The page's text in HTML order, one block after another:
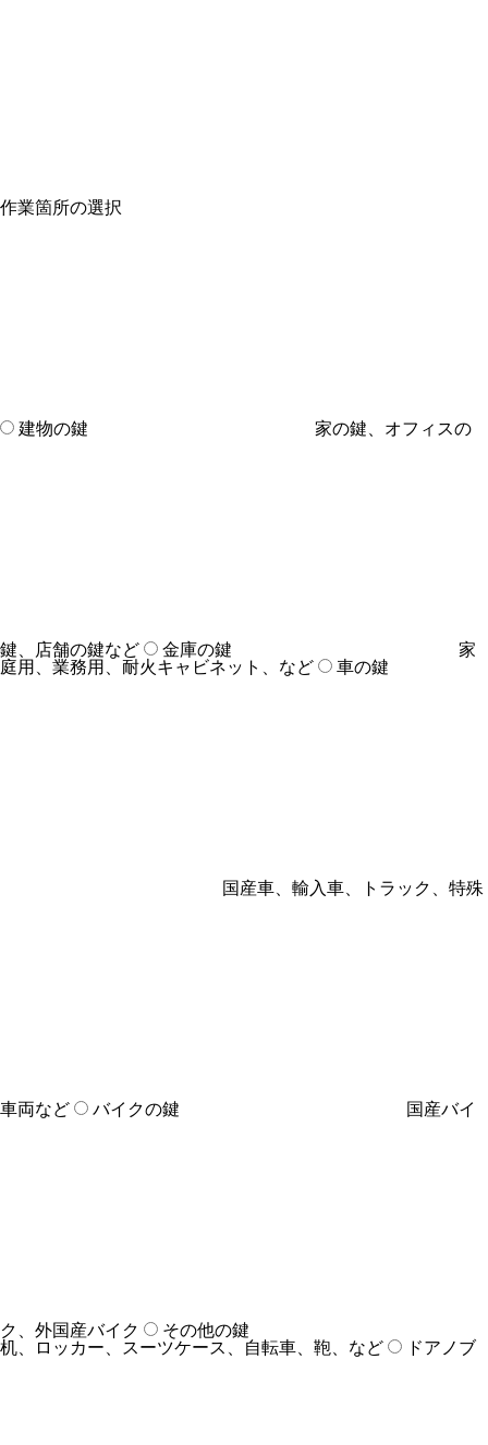
作業箇所の選択
建物の鍵 家の鍵、オフィスの
鍵、店舗の鍵など 金庫の鍵
家
庭用、業務用、耐火キャビネット、など
車の鍵
国産車、輸入車、トラック、特殊
車両など バイクの鍵 国産バイ
ク、外国産バイク
その他の鍵
机、ロッカー、スーツケース、自転車、鞄、など
ドアノブ